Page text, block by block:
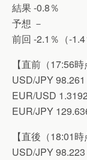
結果 -0.8％
予想 －
前回 -2.1％（-
【直前（17:56
USD/JPY 98.261
EUR/USD
EUR/JPY
【直後（18:01
USD/JPY 98.223